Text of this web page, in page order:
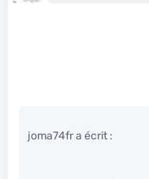
joma74fr a écrit :